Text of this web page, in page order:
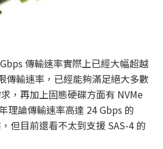
傳輸速率實際上已經大幅超越
傳輸速率，已經能夠滿足絕大多數
，再加上固態硬碟方面有 NVMe
理論傳輸速率高達 24 Gbps 的
但目前還看不太到支援 SAS-4 的